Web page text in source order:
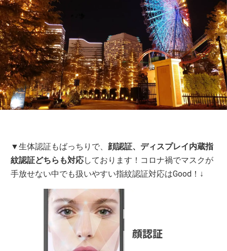
▼生体認証もばっちりで、 顔認証、ディスプレイ内蔵指
紋認証どちらも対応しております！コロナ禍でマスクが
手放せない中でも扱いやすい指紋認証対応はGood！↓